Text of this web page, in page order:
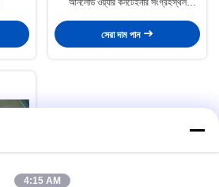
আনলোড ওয়্যার কনটেইনার সংগ্রহস্থল
সেরা দাম পান
4:15 AM